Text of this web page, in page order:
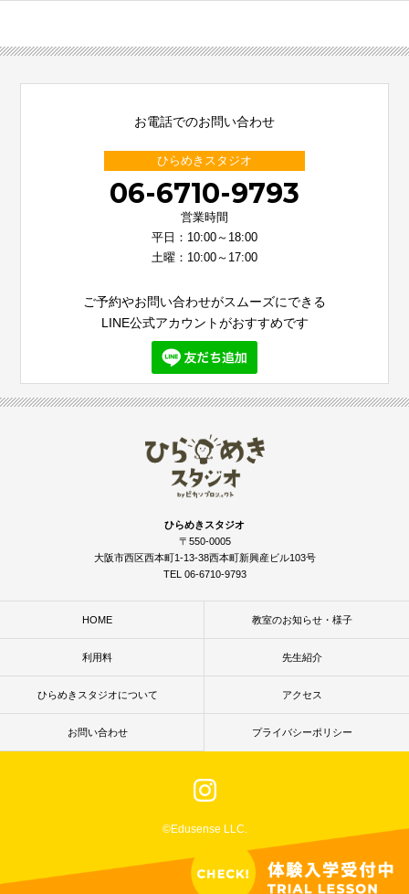
お電話でのお問い合わせ
ひらめきスタジオ
06-6710-9793
営業時間
平日：10:00～18:00
土曜：10:00～17:00
ご予約やお問い合わせがスムーズにできる
LINE公式アカウントがおすすめです
ひらめきスタジオ
〒550-0005
大阪市西区西本町1-13-38西本町新興産ビル103号
TEL 06-6710-9793
HOME 教室のお知らせ・様子
利用料 先生紹介
ひらめきスタジオについて アクセス
お問い合わせ プライバシーポリシー
©Edusense LLC.